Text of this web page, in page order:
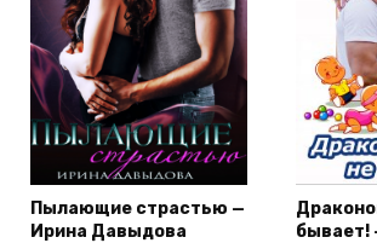
Пылающие страстью —
Ирина Давыдова
бывает!